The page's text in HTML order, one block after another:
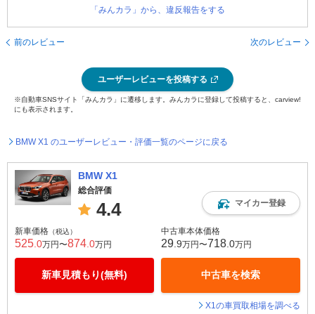
「みんカラ」から、違反報告をする
前のレビュー 次のレビュー
ユーザーレビューを投稿する
※自動車SNSサイト「みんカラ」に遷移します。みんカラに登録して投稿すると、carview!
にも表示されます。
BMW X1 のユーザーレビュー・評価一覧のページに戻る
BMW X1
総合評価
4.4 マイカー登録
新車価格 （税込）
525 .0万円〜874 .0万円
新車見積もり(無料)
中古車本体価格
29 .9万円〜718 .0万円
中古車を検索
X1の車買取相場を調べる